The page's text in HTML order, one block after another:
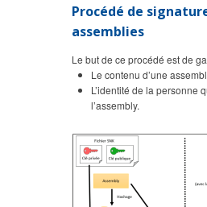
Procédé de
assemblies
Le but de ce procédé est de
Le contenu d’une
L’identité de la personne
l’assembly.